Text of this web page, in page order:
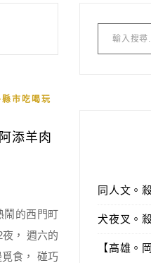
縣市吃喝玩
添羊肉
鬧的西門町
， 週六的
食， 碰巧
同人文。
犬夜叉。
【高雄。